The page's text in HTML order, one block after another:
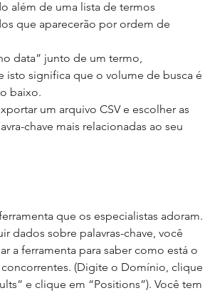
além de uma lista de termos
que aparecerão por ordem de
data” junto de um termo,
isto significa que o volume de busca é
baixo.
um arquivo CSV e escolher as
chave mais relacionadas ao seu
que os especialistas adoram.
dados sobre palavras-chave, você
a ferramenta para saber como está o
concorrentes. (Digite o Domínio, clique
e clique em “Positions”). Você tem